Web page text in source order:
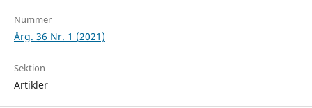
Nummer
Årg. 36 Nr. 1 (2021)
Sektion
Artikler